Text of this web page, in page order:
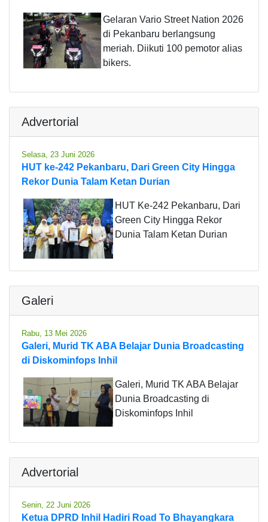
Gelaran Vario Street Nation 2026
di Pekanbaru berlangsung
meriah. Diikuti 100 pemotor alias
bikers.
Advertorial
Selasa, 23 Juni 2026
HUT ke-242 Pekanbaru, Dari Green City Hingga
Rekor Dunia Talam Ketan Durian
HUT Ke-242 Pekanbaru, Dari
Green City Hingga Rekor
Dunia Talam Ketan Durian
Galeri
Rabu, 13 Mei 2026
Galeri, Murid TK ABA Belajar Dunia Broadcasting
di Diskominfops Inhil
Galeri, Murid TK ABA Belajar
Dunia Broadcasting di
Diskominfops Inhil
Advertorial
Senin, 22 Juni 2026
Ketua DPRD Inhil Hadiri Road To Bhayangkara